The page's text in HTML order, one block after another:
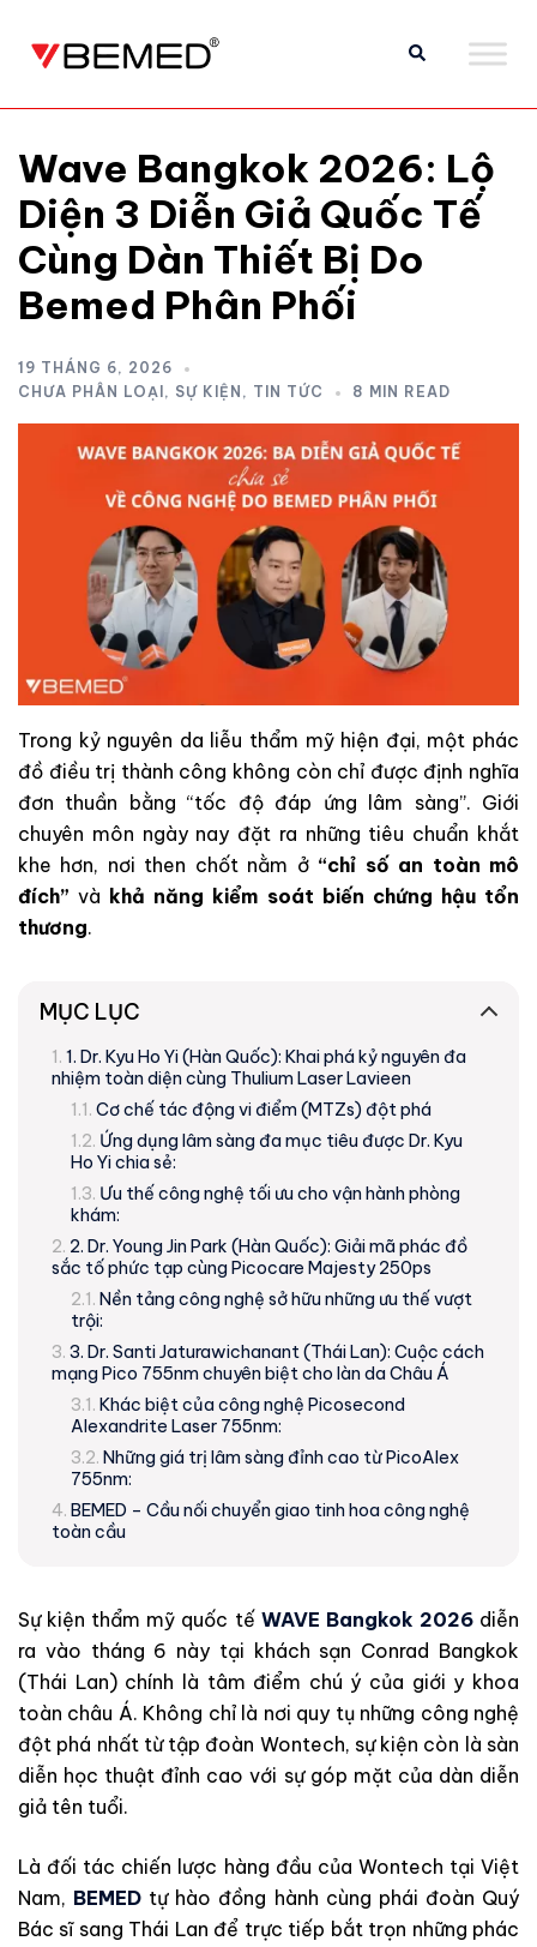
Wave Bangkok 2026: Lộ
Diện 3 Diễn Giả Quốc Tế
Cùng Dàn Thiết Bị Do
Bemed Phân Phối
19 THÁNG 6, 2026
CHƯA PHÂN LOẠI , SỰ KIỆN , TIN TỨC 8 MIN READ
Trong kỷ nguyên da liễu thẩm mỹ hiện đại, một phác
đồ điều trị thành công không còn chỉ được định nghĩa
đơn thuần bằng “tốc độ đáp ứng lâm sàng”. Giới
chuyên môn ngày nay đặt ra những tiêu chuẩn khắt
khe hơn, nơi then chốt nằm ở “chỉ số an toàn mô
đích” và khả năng kiểm soát biến chứng hậu tổn
thương.
MỤC LỤC
1. Dr. Kyu Ho Yi (Hàn Quốc): Khai phá kỷ nguyên đa
nhiệm toàn diện cùng Thulium Laser Lavieen
Cơ chế tác động vi điểm (MTZs) đột phá
Ứng dụng lâm sàng đa mục tiêu được Dr. Kyu
Ho Yi chia sẻ:
Ưu thế công nghệ tối ưu cho vận hành phòng
khám:
2. Dr. Young Jin Park (Hàn Quốc): Giải mã phác đồ
sắc tố phức tạp cùng Picocare Majesty 250ps
Nền tảng công nghệ sở hữu những ưu thế vượt
trội:
3. Dr. Santi Jaturawichanant (Thái Lan): Cuộc cách
mạng Pico 755nm chuyên biệt cho làn da Châu Á
Khác biệt của công nghệ Picosecond
Alexandrite Laser 755nm:
Những giá trị lâm sàng đỉnh cao từ PicoAlex
755nm:
BEMED – Cầu nối chuyển giao tinh hoa công nghệ
toàn cầu
Sự kiện thẩm mỹ quốc tế WAVE Bangkok 2026diễn
ra vào tháng 6 này tại khách sạn Conrad Bangkok
(Thái Lan) chính là tâm điểm chú ý của giới y khoa
toàn châu Á. Không chỉ là nơi quy tụ những công nghệ
đột phá nhất từ tập đoàn Wontech, sự kiện còn là sàn
diễn học thuật đỉnh cao với sự góp mặt của dàn diễn
giả tên tuổi.
Là đối tác chiến lược hàng đầu của Wontech tại Việt
Nam, BEMED tự hào đồng hành cùng phái đoàn Quý
Bác sĩ sang Thái Lan để trực tiếp bắt trọn những phác